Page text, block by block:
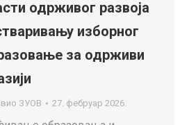
одрживог развоја
изборног
за одрживи
ЗУОВ 27. фебруар 2026.